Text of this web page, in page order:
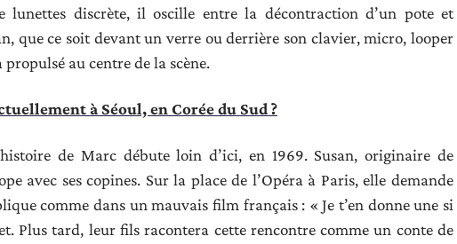
lunettes discrète, il oscille entre la décontraction d’un pote et
que ce soit devant un verre ou derrière son clavier, micro, looper
propulsé au centre de la scène.
à Séoul, en Corée du Sud ?
de Marc débute loin d’ici, en 1969. Susan, originaire de
avec ses copines. Sur la place de l’Opéra à Paris, elle demande
comme dans un mauvais film français : « Je t’en donne une si
Plus tard, leur fils racontera cette rencontre comme un conte de